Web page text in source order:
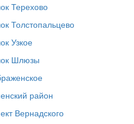
Терехово
Толстопальцево
Узкое
Шлюзы
район
Вернадского